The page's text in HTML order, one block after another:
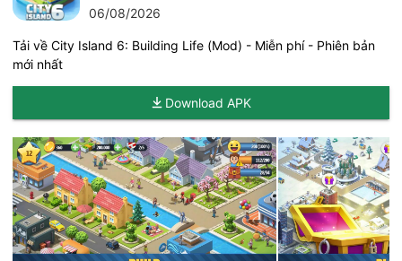
06/08/2026
Tải về City Island 6: Building Life (Mod) - Miễn phí - Phiên bản
mới nhất
Download APK